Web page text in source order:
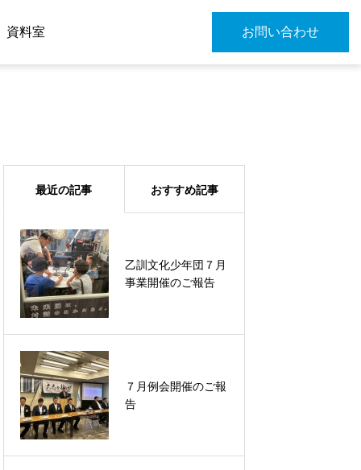
資料室 お問い合わせ
最近の記事 おすすめ記事
乙訓文化少年団７月
事業開催のご報告
７月例会開催のご報
告
２月例会開催のご報
告
１月例会開催のご報
告